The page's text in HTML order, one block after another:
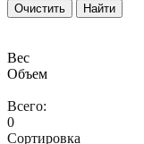
Очистить Найти
Вес
Объем
Всего:
0
Сортировка